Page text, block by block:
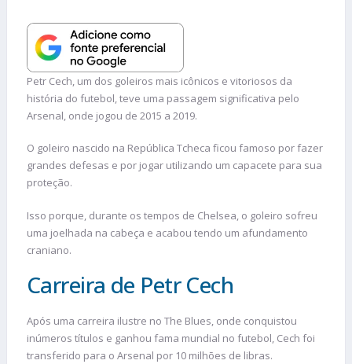
Petr Cech, um dos goleiros mais icônicos e vitoriosos da
história do futebol, teve uma passagem significativa pelo
Arsenal, onde jogou de 2015 a 2019.
O goleiro nascido na República Tcheca ficou famoso por fazer
grandes defesas e por jogar utilizando um capacete para sua
proteção.
Isso porque, durante os tempos de Chelsea, o goleiro sofreu
uma joelhada na cabeça e acabou tendo um afundamento
craniano.
Carreira de Petr Cech
Após uma carreira ilustre no The Blues, onde conquistou
inúmeros títulos e ganhou fama mundial no futebol, Cech foi
transferido para o Arsenal por 10 milhões de libras.